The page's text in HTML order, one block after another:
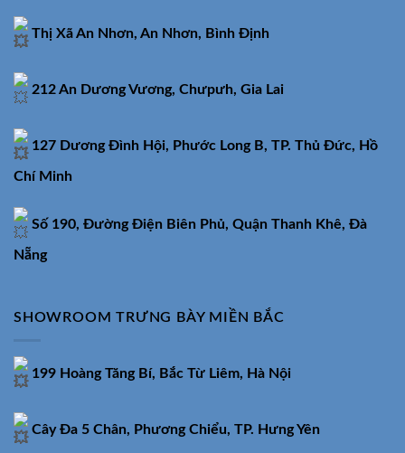
Thị Xã An Nhơn, An Nhơn, Bình Định
212 An Dương Vương, Chưpưh, Gia Lai
127 Dương Đình Hội, Phước Long B, TP. Thủ Đức, Hồ
Chí Minh
Số 190, Đường Điện Biên Phủ, Quận Thanh Khê, Đà
Nẵng
SHOWROOM TRƯNG BÀY MIỀN BẮC
199 Hoàng Tăng Bí, Bắc Từ Liêm, Hà Nội
Cây Đa 5 Chân, Phương Chiểu, TP. Hưng Yên